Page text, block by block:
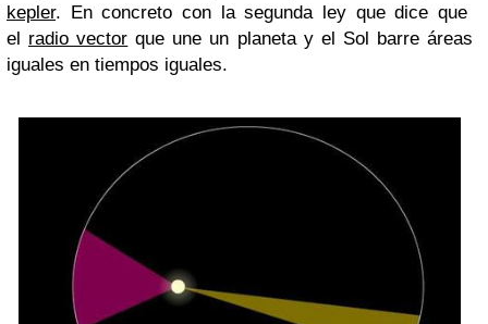
kepler. En concreto con la segunda ley que dice que
el radio vector que une un planeta y el Sol barre áreas
iguales en tiempos iguales.